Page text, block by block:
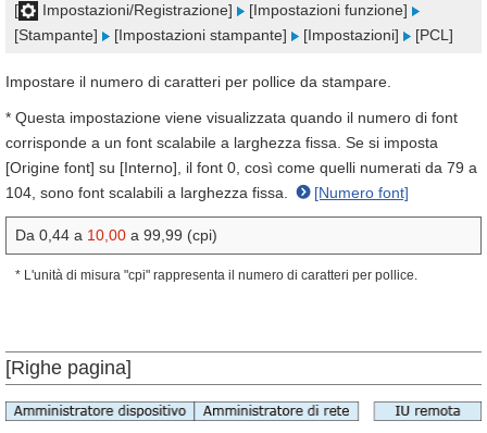
[ Impostazioni/Registrazione]
[Impostazioni funzione]
[Stampante]
[Impostazioni stampante] [Impostazioni] [PCL]
Impostare il numero di caratteri per pollice da stampare.
* Questa impostazione viene visualizzata quando il numero di font
corrisponde a un font scalabile a larghezza fissa. Se si imposta
[Origine font] su [Interno], il font 0, così come quelli numerati da 79 a
104, sono font scalabili a larghezza fissa.
[Numero font]
Da 0,44 a 10,00 a 99,99 (cpi)
* L'unità di misura "cpi" rappresenta il numero di caratteri per pollice.
[Righe pagina]